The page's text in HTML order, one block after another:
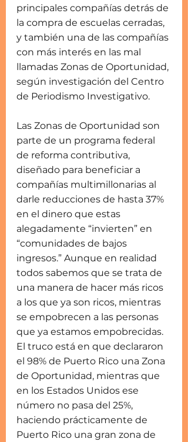
principales compañías detrás de
la compra de escuelas cerradas,
y también una de las compañías
con más interés en las mal
llamadas Zonas de Oportunidad,
según investigación del Centro
de Periodismo Investigativo.
Las Zonas de Oportunidad son
parte de un programa federal
de reforma contributiva,
diseñado para beneficiar a
compañías multimillonarias al
darle reducciones de hasta 37%
en el dinero que estas
alegadamente “invierten” en
“comunidades de bajos
ingresos.” Aunque en realidad
todos sabemos que se trata de
una manera de hacer más ricos
a los que ya son ricos, mientras
se empobrecen a las personas
que ya estamos empobrecidas.
El truco está en que declararon
el 98% de Puerto Rico una Zona
de Oportunidad, mientras que
en los Estados Unidos ese
número no pasa del 25%,
haciendo prácticamente de
Puerto Rico una gran zona de